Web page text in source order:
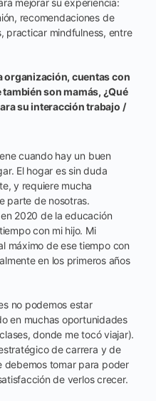
recomendaciones de
practicar mindfulness, entre
organización, cuentas con
son mamás, ¿Qué
su interacción trabajo /
cuando hay un buen
El hogar es sin duda
y requiere mucha
parte de nosotras.
2020 de la educación
con mi hijo. Mi
máximo de ese tiempo con
en los primeros años
no podemos estar
en muchas oportunidades
donde me tocó viajar).
de carrera y de
debemos tomar para poder
de verlos crecer.